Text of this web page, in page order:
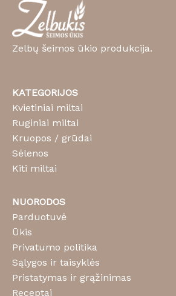
Zelbų šeimos ūkio produkcija.
KATEGORIJOS
Kvietiniai miltai
Ruginiai miltai
Kruopos / grūdai
Sėlenos
Kiti miltai
NUORODOS
Parduotuvė
Ūkis
Privatumo politika
Sąlygos ir taisyklės
Pristatymas ir grąžinimas
Receptai